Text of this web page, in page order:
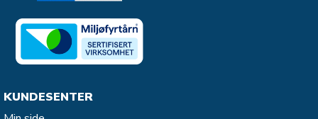
KUNDESENTER